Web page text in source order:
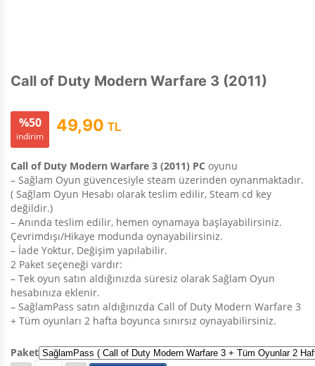
Call of Duty Modern Warfare 3 (2011)
%50
indirim
49,90 TL
Call of Duty Modern Warfare 3 (2011) PC oyunu
– Sağlam Oyun güvencesiyle steam üzerinden oynanmaktadır.
( Sağlam Oyun Hesabı olarak teslim edilir, Steam cd key
değildir.)
– Anında teslim edilir, hemen oynamaya başlayabilirsiniz.
Çevrimdışı/Hikaye modunda oynayabilirsiniz.
– İade Yoktur, Değişim yapılabilir.
2 Paket seçeneği vardır:
– Tek oyun satın aldığınızda süresiz olarak Sağlam Oyun
hesabınıza eklenir.
– SağlamPass satın aldığınızda Call of Duty Modern Warfare 3
+ Tüm oyunları 2 hafta boyunca sınırsız oynayabilirsiniz.
Paket